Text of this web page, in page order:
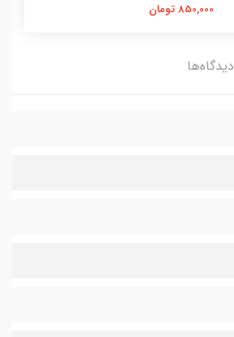
850,000 تومان
دیدگاه‌ها